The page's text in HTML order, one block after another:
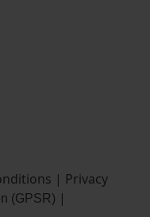
| Privacy
(GPSR) |